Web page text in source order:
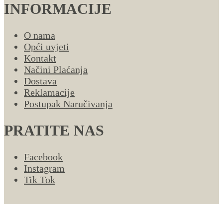
INFORMACIJE
O nama
Opći uvjeti
Kontakt
Načini Plaćanja
Dostava
Reklamacije
Postupak Naručivanja
PRATITE NAS
Facebook
Instagram
Tik Tok